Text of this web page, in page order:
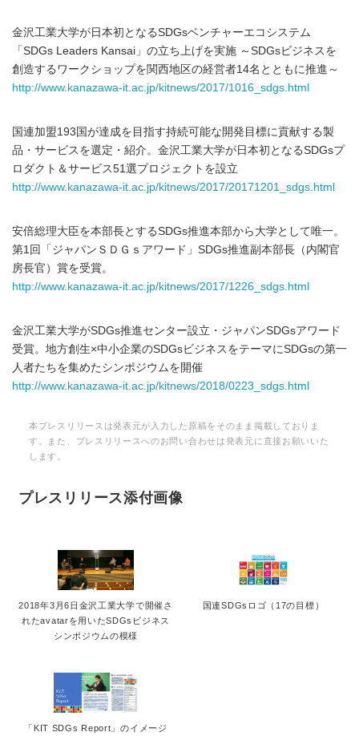
金沢工業大学が日本初となるSDGsベンチャーエコシステム
「SDGs Leaders Kansai」の立ち上げを実施 ～SDGsビジネスを
創造するワークショップを関西地区の経営者14名とともに推進～
http://www.kanazawa-it.ac.jp/kitnews/2017/1016_sdgs.html
国連加盟193国が達成を目指す持続可能な開発目標に貢献する製
品・サービスを選定・紹介。金沢工業大学が日本初となるSDGsプ
ロダクト＆サービス51選プロジェクトを設立
http://www.kanazawa-it.ac.jp/kitnews/2017/20171201_sdgs.html
安倍総理大臣を本部長とするSDGs推進本部から大学として唯一。
第1回「ジャパンＳＤＧｓアワード」SDGs推進副本部長（内閣官
房長官）賞を受賞。
http://www.kanazawa-it.ac.jp/kitnews/2017/1226_sdgs.html
金沢工業大学がSDGs推進センター設立・ジャパンSDGsアワード
受賞。地方創生×中小企業のSDGsビジネスをテーマにSDGsの第一
人者たちを集めたシンポジウムを開催
http://www.kanazawa-it.ac.jp/kitnews/2018/0223_sdgs.html
本プレスリリースは発表元が入力した原稿をそのまま掲載しておりま
す。また、プレスリリースへのお問い合わせは発表元に直接お願いいた
します。
プレスリリース添付画像
2018年3月6日金沢工業大学で開催さ
れたavatarを用いたSDGsビジネス
シンポジウムの模様
国連SDGsロゴ（17の目標）
「KIT SDGs Report」のイメージ